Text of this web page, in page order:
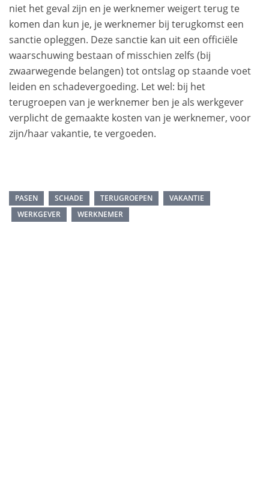
niet het geval zijn en je werknemer weigert terug te
komen dan kun je, je werknemer bij terugkomst een
sanctie opleggen. Deze sanctie kan uit een officiële
waarschuwing bestaan of misschien zelfs (bij
zwaarwegende belangen) tot ontslag op staande voet
leiden en schadevergoeding. Let wel: bij het
terugroepen van je werknemer ben je als werkgever
verplicht de gemaakte kosten van je werknemer, voor
zijn/haar vakantie, te vergoeden.
PASEN SCHADE TERUGROEPEN
VAKANTIE
WERKGEVER
WERKNEMER